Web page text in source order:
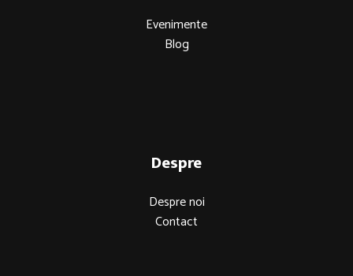
Evenimente
Blog
Despre
Despre noi
Contact